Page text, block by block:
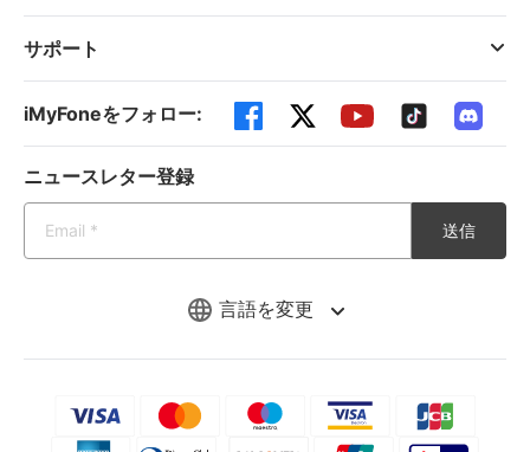
言語を変更
サポート
iMyFoneをフォロー:
ニュースレター登録
送信